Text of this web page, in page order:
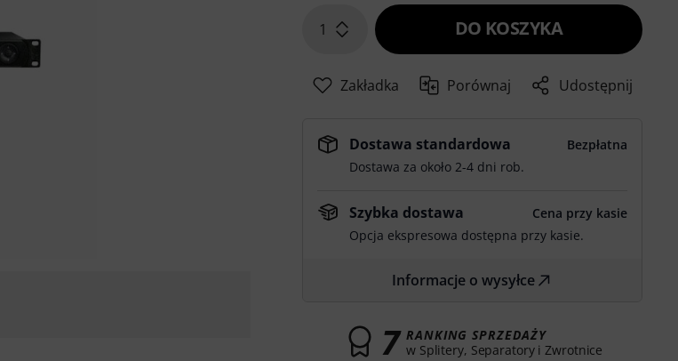
1 DO KOSZYKA
Zakładka Porównaj Udostępnij
Dostawa standardowa
Bezpłatna
Dostawa za około 2-4 dni rob.
Szybka dostawa
Cena przy kasie
Opcja ekspresowa dostępna przy kasie.
Informacje o wysyłce
7 RANKING SPRZEDAŻY
w Splitery, Separatory i Zwrotnice